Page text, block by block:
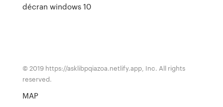
décran windows 10
© 2019 https://asklibpqiazoa.netlify.app, Inc. All rights
reserved.
MAP